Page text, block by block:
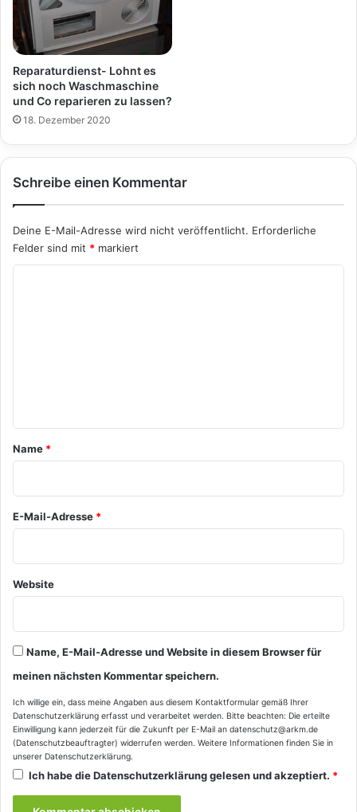
Reparaturdienst- Lohnt es
sich noch Waschmaschine
und Co reparieren zu lassen?
18. Dezember 2020
Schreibe einen Kommentar
Deine E-Mail-Adresse wird nicht veröffentlicht. Erforderliche
Felder sind mit * markiert
a
r
*
Name *
E-Mail-Adresse *
Website
Name, E-Mail-Adresse und Website in diesem Browser für
meinen nächsten Kommentar speichern.
Ich willige ein, dass meine Angaben aus diesem Kontaktformular gemäß Ihrer
Datenschutzerklärung erfasst und verarbeitet werden. Bitte beachten: Die erteilte
Einwilligung kann jederzeit für die Zukunft per E-Mail an datenschutz@arkm.de
(Datenschutzbeauftragter) widerrufen werden. Weitere Informationen finden Sie in
unserer Datenschutzerklärung.
Ich habe dieDatenschutzerklärunggelesen und akzeptiert. *